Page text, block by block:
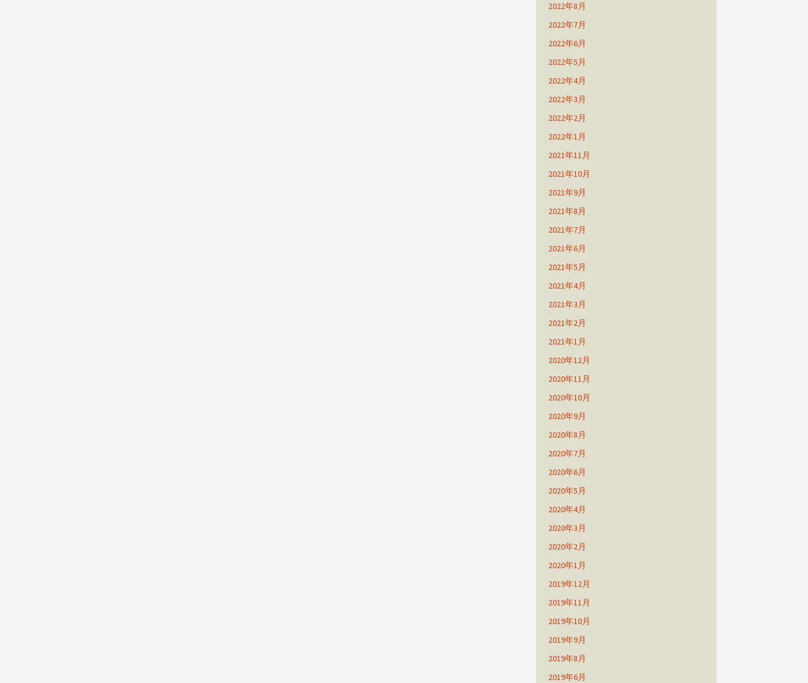
2022年8月
2022年7月
2022年6月
2022年5月
2022年4月
2022年3月
2022年2月
2022年1月
2021年11月
2021年10月
2021年9月
2021年8月
2021年7月
2021年6月
2021年5月
2021年4月
2021年3月
2021年2月
2021年1月
2020年12月
2020年11月
2020年10月
2020年9月
2020年8月
2020年7月
2020年6月
2020年5月
2020年4月
2020年3月
2020年2月
2020年1月
2019年12月
2019年11月
2019年10月
2019年9月
2019年8月
2019年6月